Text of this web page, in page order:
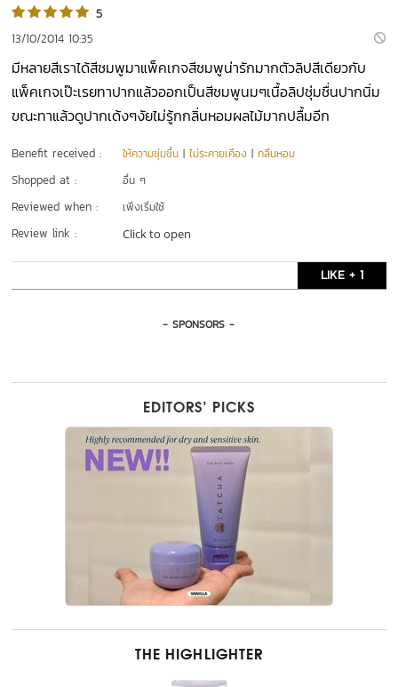
5
13/10/2014 10:35
มีหลายสีเราได้สีชมพูมาแพ็คเกจสีชมพูน่ารักมากตัวลิปสีเดียวกับ
แพ็คเกจเป๊ะเรยทาปากแล้วออกเป็นสีชมพูนมๆเนื้อลิปชุ่มชื่นปากนิ่ม
ขณะทาแล้วดูปากเด้งๆงัยไม่รู้กกลิ่นหอมผลไม้มากปลื้มอีก
Benefit received : ให้ความชุ่มชื้น |ไม่ระคายเคือง |กลิ่นหอม
Shopped at : อื่น ๆ
Reviewed when : เพิ่งเริ่มใช้
Review link : Click to open
LIKE + 1
- SPONSORS -
EDITORS’ PICKS
THE HIGHLIGHTER